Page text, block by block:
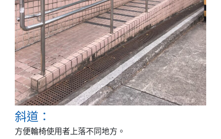
斜道：
方便輪椅使用者上落不同地方。